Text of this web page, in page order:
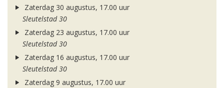
Zaterdag 30 augustus, 17.00 uur
Sleutelstad 30
Zaterdag 23 augustus, 17.00 uur
Sleutelstad 30
Zaterdag 16 augustus, 17.00 uur
Sleutelstad 30
Zaterdag 9 augustus, 17.00 uur